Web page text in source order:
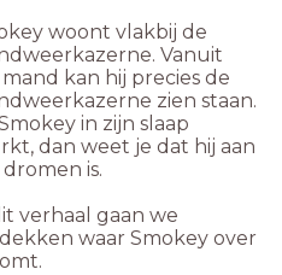
woont vlakbij de
Vanuit
kan hij precies de
zien staan.
in zijn slaap
dan weet je dat hij aan
is.
verhaal gaan we
waar Smokey over